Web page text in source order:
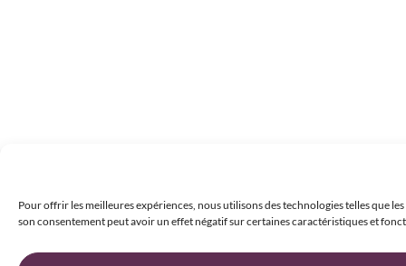
Pour offrir les meilleures expériences, nous utilisons des technologies telles que
son consentement peut avoir un effet négatif sur certaines caractéristiques et